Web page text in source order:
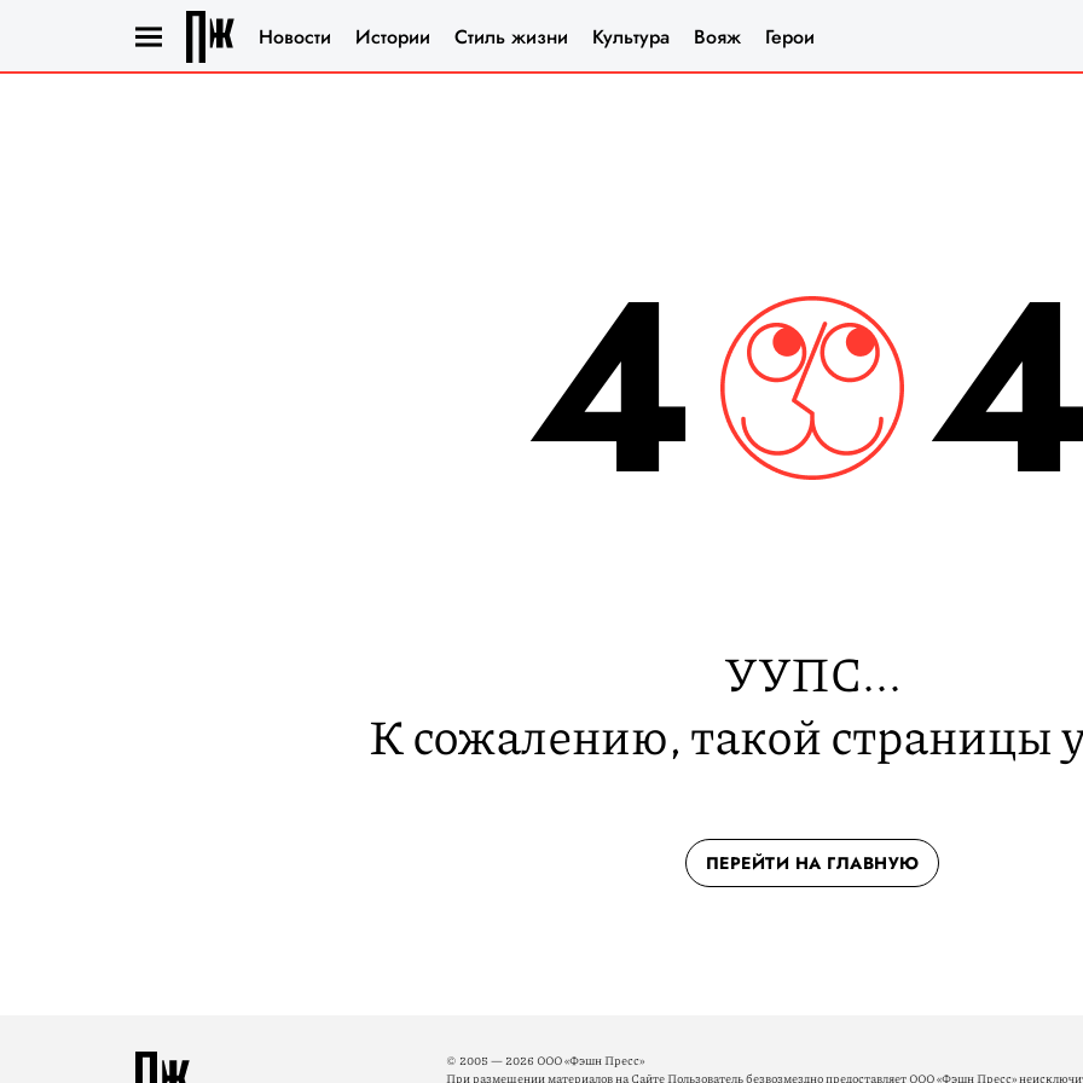
Новости Истории Стиль жизни Культура Вояж Герои
4
УУПС...
К сожалению, такой страницы
ПЕРЕЙТИ НА ГЛАВНУЮ
© 2005 — 2026 ООО «Фэшн Пресс»
При размещении материалов на Сайте Пользователь безвозмездно предоставляет ООО «Фэшн Пресс»